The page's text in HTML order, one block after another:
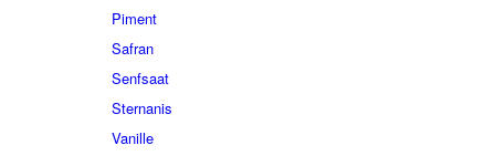
Piment
Safran
Senfsaat
Sternanis
Vanille